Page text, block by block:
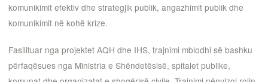
komunikimit efektiv dhe strategjik publik, angazhimit publik dhe
komunikimit në kohë krize.
Fasilituar nga projektet AQH dhe IHS, trajnimi mblodhi së bashku
përfaqësues nga Ministria e Shëndetësisë, spitalet publike,